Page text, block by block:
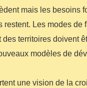
mais les besoins
restent. Les modes de
des territoires doivent
modèles de
une vision de la